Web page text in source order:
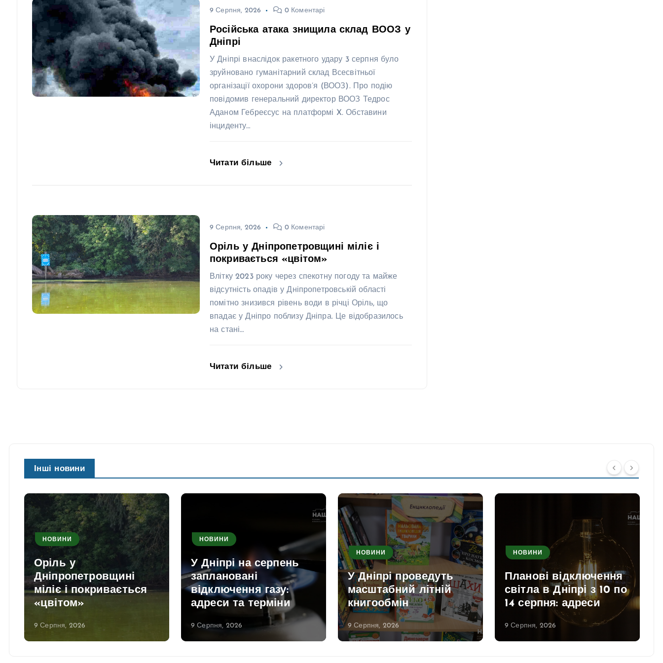
9 Серпня, 2026 0 Коментарі
Російська атака знищила склад ВООЗ у
Дніпрі
У Дніпрі внаслідок ракетного удару 3 серпня було
зруйновано гуманітарний склад Всесвітньої
організації охорони здоров’я (ВООЗ). Про подію
повідомив генеральний директор ВООЗ Тедрос
Аданом Гебреєсус на платформі X. Обставини
інциденту…
Читати більше
9 Серпня, 2026 0 Коментарі
Оріль у Дніпропетровщині міліє і
покривається «цвітом»
Влітку 2023 року через спекотну погоду та майже
відсутність опадів у Дніпропетровській області
помітно знизився рівень води в річці Оріль, що
впадає у Дніпро поблизу Дніпра. Це відобразилось
на стані…
Читати більше
Інші новини
НОВИНИ
Оріль у
Дніпропетровщині
міліє і покривається
«цвітом»
9 Серпня, 2026
НОВИНИ
У Дніпрі на серпень
заплановані
відключення газу:
адреси та терміни
9 Серпня, 2026
НОВИНИ
У Дніпрі проведуть
масштабний літній
книгообмін
9 Серпня, 2026
НОВИНИ
Планові відключення
світла в Дніпрі з 10 по
14 серпня: адреси
9 Серпня, 2026